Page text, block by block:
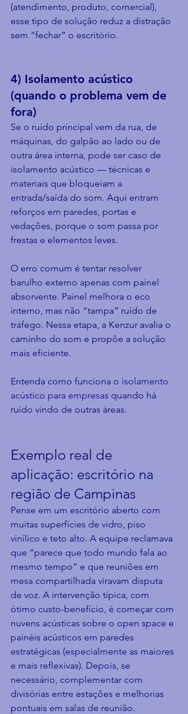
(atendimento, produto, comercial),
esse tipo de solução reduz a distração
sem “fechar” o escritório.
4) Isolamento acústico
(quando o problema vem de
fora)
Se o ruído principal vem da rua, de
máquinas, do galpão ao lado ou de
outra área interna, pode ser caso de
isolamento acústico — técnicas e
materiais que bloqueiam a
entrada/saída do som. Aqui entram
reforços em paredes, portas e
vedações, porque o som passa por
frestas e elementos leves.
O erro comum é tentar resolver
barulho externo apenas com painel
absorvente. Painel melhora o eco
interno, mas não “tampa” ruído de
tráfego. Nessa etapa, a Kenzur avalia o
caminho do som e propõe a solução
mais eficiente.
Entenda como funciona o isolamento
acústico para empresas quando há
ruído vindo de outras áreas.
Exemplo real de
aplicação: escritório na
região de Campinas
Pense em um escritório aberto com
muitas superfícies de vidro, piso
vinílico e teto alto. A equipe reclamava
que “parece que todo mundo fala ao
mesmo tempo” e que reuniões em
mesa compartilhada viravam disputa
de voz. A intervenção típica, com
ótimo custo-benefício, é começar com
nuvens acústicas sobre o open space e
painéis acústicos em paredes
estratégicas (especialmente as maiores
e mais reflexivas). Depois, se
necessário, complementar com
divisórias entre estações e melhorias
pontuais em salas de reunião.